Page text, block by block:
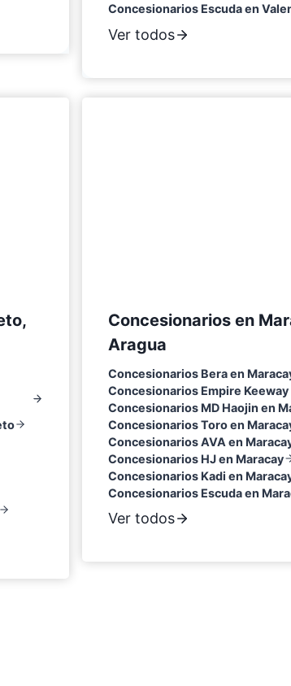
Concesionarios Escuda en
Ver todos
Concesionarios en
Aragua
Concesionarios Bera en
Concesionarios Empire Keeway
Concesionarios MD Haojin en
Concesionarios Toro en
Concesionarios AVA en
Concesionarios HJ en Maracay
Concesionarios Kadi en
Concesionarios Escuda en
Ver todos